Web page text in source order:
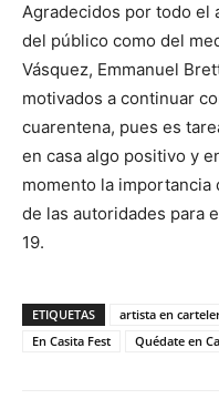
Agradecidos por todo el
del público como del
Vásquez, Emmanuel
motivados a continuar
cuarentena, pues es
en casa algo positivo y
momento la
de las autoridades para
19.
ETIQUETAS artista en
En Casita Fest
Quédate en